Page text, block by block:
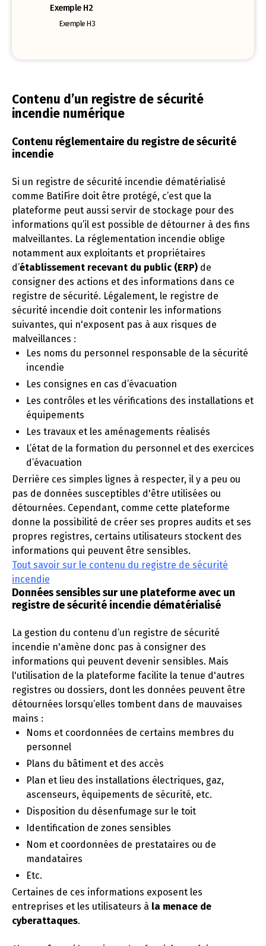
Exemple H2
Exemple H3
Contenu d’un registre de sécurité
incendie numérique
Contenu réglementaire du registre de sécurité
incendie
Si un registre de sécurité incendie dématérialisé
comme BatiFire doit être protégé, c’est que la
plateforme peut aussi servir de stockage pour des
informations qu’il est possible de détourner à des fins
malveillantes. La réglementation incendie oblige
notamment aux exploitants et propriétaires
d’établissement recevant du public (ERP) de
consigner des actions et des informations dans ce
registre de sécurité. Légalement, le registre de
sécurité incendie doit contenir les informations
suivantes, qui n'exposent pas à aux risques de
malveillances :
Les noms du personnel responsable de la sécurité
incendie
Les consignes en cas d’évacuation
Les contrôles et les vérifications des installations et
équipements
Les travaux et les aménagements réalisés
L’état de la formation du personnel et des exercices
d’évacuation
Derrière ces simples lignes à respecter, il y a peu ou
pas de données susceptibles d'être utilisées ou
détournées. Cependant, comme cette plateforme
donne la possibilité de créer ses propres audits et ses
propres registres, certains utilisateurs stockent des
informations qui peuvent être sensibles.
Tout savoir sur le contenu du registre de sécurité
incendie
Données sensibles sur une plateforme avec un
registre de sécurité incendie dématérialisé
La gestion du contenu d’un registre de sécurité
incendie n'amène donc pas à consigner des
informations qui peuvent devenir sensibles. Mais
l'utilisation de la plateforme facilite la tenue d'autres
registres ou dossiers, dont les données peuvent être
détournées lorsqu’elles tombent dans de mauvaises
mains :
Noms et coordonnées de certains membres du
personnel
Plans du bâtiment et des accès
Plan et lieu des installations électriques, gaz,
ascenseurs, équipements de sécurité, etc.
Disposition du désenfumage sur le toit
Identification de zones sensibles
Nom et coordonnées de prestataires ou de
mandataires
Etc.
Certaines de ces informations exposent les
entreprises et les utilisateurs à la menace de
cyberattaques.